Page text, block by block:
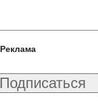
Реклама